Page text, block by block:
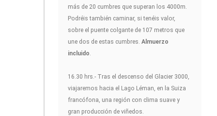
más de 20 cumbres que superan los 4000m.
Podréis también caminar, si tenéis valor,
sobre el puente colgante de 107 metros que
une dos de estas cumbres. Almuerzo
incluido.
16.30 hrs.- Tras el descenso del Glacier 3000,
viajaremos hacia el Lago Léman, en la Suiza
francófona, una región con clima suave y
gran producción de viñedos.